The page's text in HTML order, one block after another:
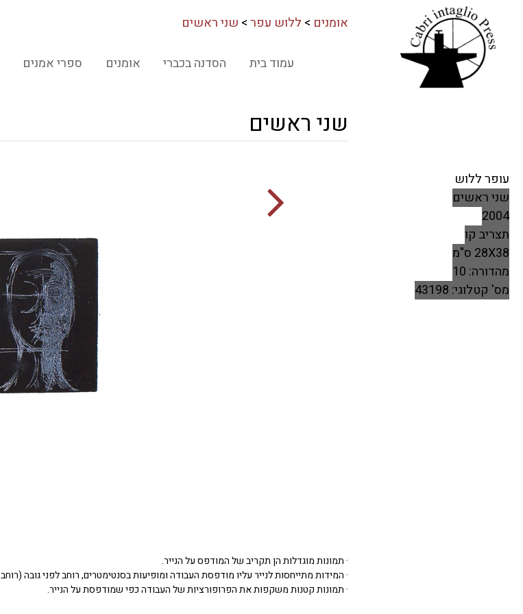
אומנים > ללוש עפר> שני ראשים
ספרי אמנים אומנים הסדנה בכברי עמוד בית
שני ראשים
· תמונות מוגדלות הן תקריב של המודפס על הנייר.
· המידות מתייחסות לנייר עליו מודפסת העבודה ומופיעות בסנטימטרים, רוחב לפני גובה (רוחב X גובה).
· תמונות קטנות משקפות את הפרופורציות של העבודה כפי שמודפסת על הנייר.
עופר ללוש
שני ראשים
2004
תצריב קו
28X38 ס"מ
מהדורה: 10
מס' קטלוגי: 43198